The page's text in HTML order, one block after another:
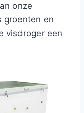
onze
groenten en
visdroger een